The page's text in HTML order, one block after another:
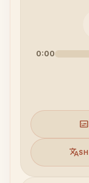
0:00
subtitles
translate